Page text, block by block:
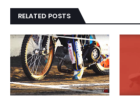
RELATED POSTS